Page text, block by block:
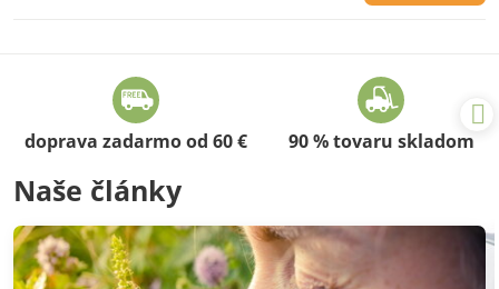
doprava zadarmo od 60 € 90 % tovaru skladom
Naše články